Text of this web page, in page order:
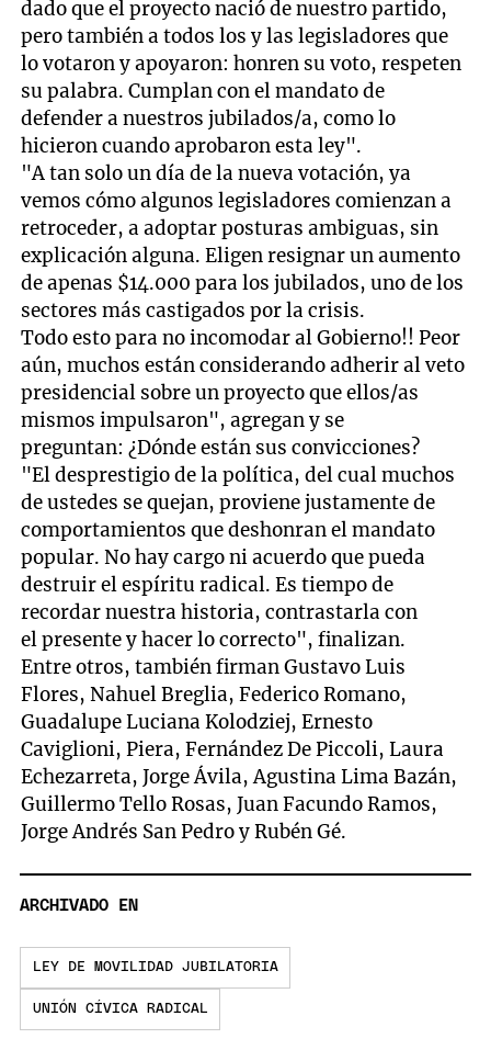
dado que el proyecto nació de nuestro partido,
pero también a todos los y las legisladores que
lo votaron y apoyaron: honren su voto, respeten
su palabra. Cumplan con el mandato de
defender a nuestros jubilados/a, como lo
hicieron cuando aprobaron esta ley".
"A tan solo un día de la nueva votación, ya
vemos cómo algunos legisladores comienzan a
retroceder, a adoptar posturas ambiguas, sin
explicación alguna. Eligen resignar un aumento
de apenas $14.000 para los jubilados, uno de los
sectores más castigados por la crisis.
Todo esto para no incomodar al Gobierno!! Peor
aún, muchos están considerando adherir al veto
presidencial sobre un proyecto que ellos/as
mismos impulsaron", agregan y se
preguntan: ¿Dónde están sus convicciones?
"El desprestigio de la política, del cual muchos
de ustedes se quejan, proviene justamente de
comportamientos que deshonran el mandato
popular. No hay cargo ni acuerdo que pueda
destruir el espíritu radical. Es tiempo de
recordar nuestra historia, contrastarla con
el presente y hacer lo correcto", finalizan.
Entre otros, también firman Gustavo Luis
Flores, Nahuel Breglia, Federico Romano,
Guadalupe Luciana Kolodziej, Ernesto
Caviglioni, Piera, Fernández De Piccoli, Laura
Echezarreta, Jorge Ávila, Agustina Lima Bazán,
Guillermo Tello Rosas, Juan Facundo Ramos,
Jorge Andrés San Pedro y Rubén Gé.
ARCHIVADO EN
LEY DE MOVILIDAD JUBILATORIA
UNIÓN CÍVICA RADICAL